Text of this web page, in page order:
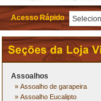
Acesso Rápido
Assoalhos
» Assoalho de garapeira
» Assoalho Eucalipto